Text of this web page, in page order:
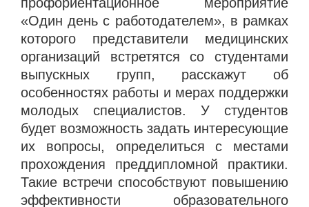
профориентационное мероприятие
«Один день с работодателем», в рамках
которого представители медицинских
организаций встретятся со студентами
выпускных групп, расскажут об
особенностях работы и мерах поддержки
молодых специалистов. У студентов
будет возможность задать интересующие
их вопросы, определиться с местами
прохождения преддипломной практики.
Такие встречи способствуют повышению
эффективности образовательного